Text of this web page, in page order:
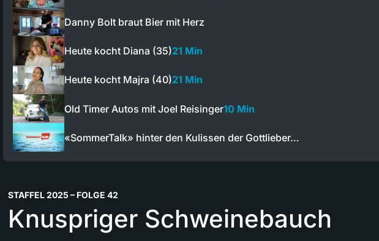
Danny Bolt braut Bier mit Herz
Heute kocht Diana (35)21 Min
Heute kocht Majra (40)21 Min
Old Timer Autos mit Joel Reisinger10 Min
«SommerTalk» hinter den Kulissen der Gottlieber…
STAFFEL 2025 – FOLGE 42
Knuspriger Schweinebauch